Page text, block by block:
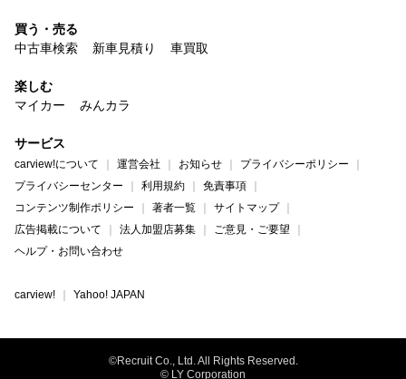
買う・売る
中古車検索
新車見積り 車買取
楽しむ
マイカー
みんカラ
サービス
carview!について 運営会社 お知らせ
プライバシーポリシー
プライバシーセンター
利用規約
免責事項
コンテンツ制作ポリシー
著者一覧
サイトマップ
広告掲載について
法人加盟店募集
ご意見・ご要望
ヘルプ・お問い合わせ
carview! Yahoo! JAPAN
©Recruit Co., Ltd. All Rights Reserved.
© LY Corporation